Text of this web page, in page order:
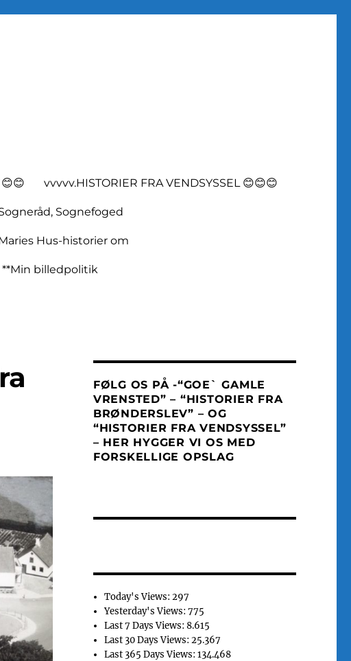
vvvvv.HISTORIER FRA VENDSYSSEL 😊😊😊
Sognefoged
Hus-historier om
**Min billedpolitik
FØLG OS PÅ -“GOE` GAMLE
VRENSTED” – “HISTORIER FRA
BRØNDERSLEV” – OG
“HISTORIER FRA VENDSYSSEL”
– HER HYGGER VI OS MED
FORSKELLIGE OPSLAG
Today's Views:297
Yesterday's Views:775
Last 7 Days Views:8.615
Last 30 Days Views:25.367
Last 365 Days Views:134.468